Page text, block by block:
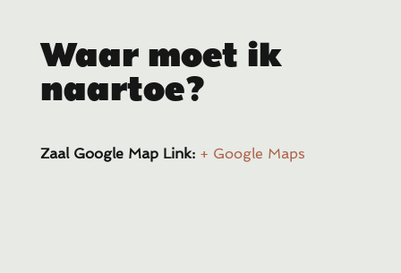
Waar moet ik
naartoe?
Zaal Google Map Link: + Google Maps